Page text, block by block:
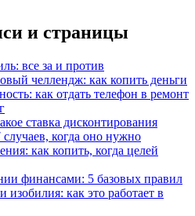
и страницы
все за и против
челлендж: как копить деньги
как отдать телефон в ремонт
ставка дисконтирования
когда оно нужно
как копить, когда целей
финансами: 5 базовых правил
как это работает в